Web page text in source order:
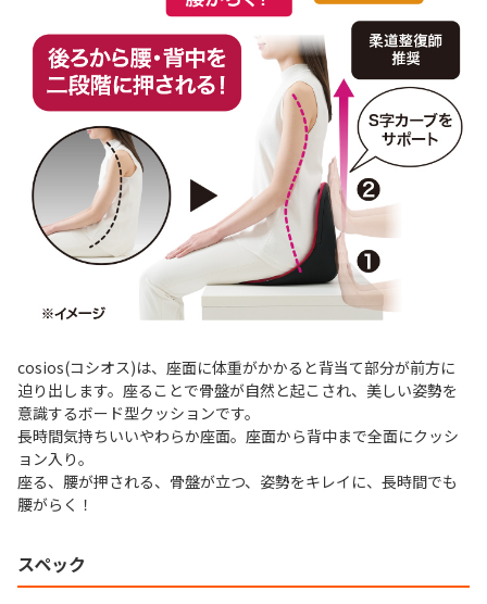
cosios(コシオス)は、座面に体重がかかると背当て部分が前方に
迫り出します。座ることで骨盤が自然と起こされ、美しい姿勢を
意識するボード型クッションです。
長時間気持ちいいやわらか座面。座面から背中まで全面にクッシ
ョン入り。
座る、腰が押される、骨盤が立つ、姿勢をキレイに、長時間でも
腰がらく！
スペック